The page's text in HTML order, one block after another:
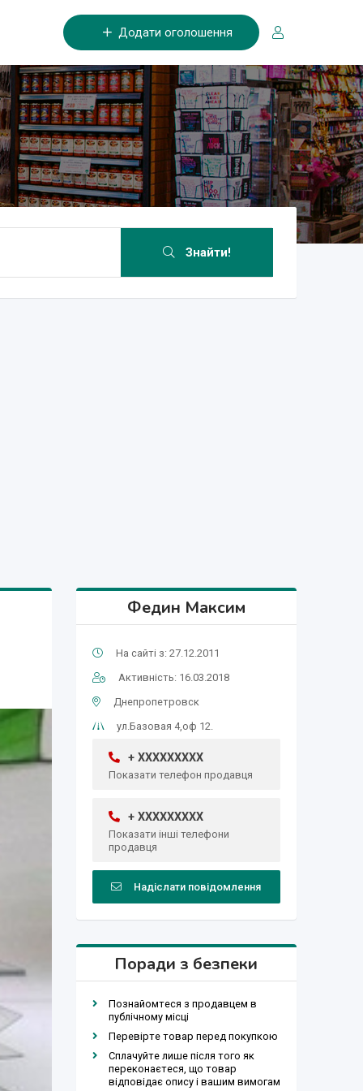
Додати оголошення
Знайти!
Федин Максим
На сайті з: 27.12.2011
Активність: 16.03.2018
Днепропетровск
ул.Базовая 4,оф 12.
+ XXXXXXXXX
Показати телефон продавця
+ XXXXXXXXX
Показати інші телефони
продавця
Надіслати повідомлення
Поради з безпеки
Познайомтеся з продавцем в
публічному місці
Перевірте товар перед покупкою
Сплачуйте лише після того як
переконаєтеся, що товар
відповідає опису і вашим вимогам